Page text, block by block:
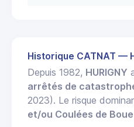
Historique CATNAT —
Depuis 1982, HURIGNY
arrêtés de
2023). Le risque
et/ou Coulées de Boue